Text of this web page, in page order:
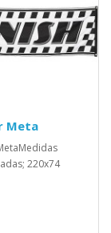
Meta
220x74